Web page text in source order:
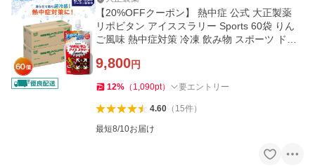
【20%OFFクーポン】 熱中症 公式 大正製薬
リポビタン アイススラリー Sports 60袋 りん
ご風味 熱中症対策 冷凍 飲み物 スポーツ ドリ
9,800円
12% （ 1,090pt） 要エントリー
4.60（ 15件）
最短8/10お届け